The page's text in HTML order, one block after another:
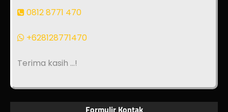
0812 8771 470
+628128771470
Terima kasih ...!
Formulir Kontak